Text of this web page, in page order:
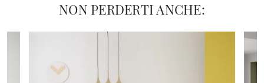
NON PERDERTI ANCHE: